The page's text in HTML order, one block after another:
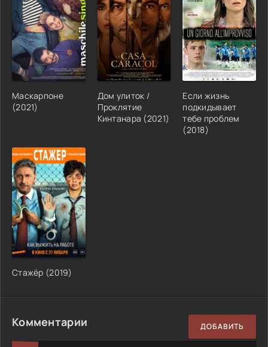
Маскарпоне
(2021)
Дом улиток /
Проклятие
Кинтанара (2021)
Если жизнь
подкидывает
тебе проблем
(2018)
Стажёр (2019)
Комментарии ДОБАВИТЬ